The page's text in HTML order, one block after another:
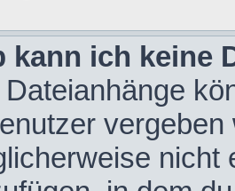
kann ich keine
nicht